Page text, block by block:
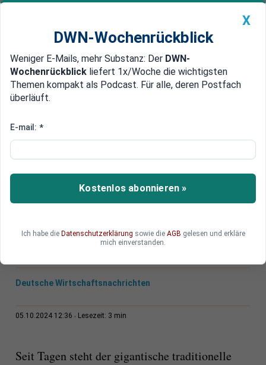
Newsticker MEIN DWN: Geldanlage Premium
Edelmetalle DWN-Magazin China
75 Jahre China: Wohin steuert
Staatschef Xi Jinping verfolgt das Ziel, China bis
2049 als dominierende Weltmacht zu etablieren.
Doch Konflikte, Kriege und wirtschaftliche
beeinflusst das die Politik Chinas?
Deutsche Wirtschaftsnachrichten
05.10.2024 12:36 Lesezeit: 3 min
Seit Tagen steht der gigantische traditionelle
X
DWN-Wochenrückblick
Weniger E-Mails, mehr Substanz: Der DWN-
Wochenrückblick liefert 1x/Woche die wichtigsten
Themen kompakt als Podcast. Für alle, deren Postfach
überläuft.
E-mail: *
Kostenlos abonnieren »
Ich habe die Datenschutzerklärung sowie die AGB gelesen und erkläre
mich einverstanden.